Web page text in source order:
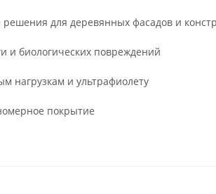
для деревянных фасадов и
и биологических повреждений
нагрузкам и ультрафиолету
покрытие